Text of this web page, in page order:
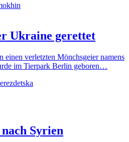
Ukraine gerettet
verletzten Mönchsgeier namens
im Tierpark Berlin geboren…
Syrien